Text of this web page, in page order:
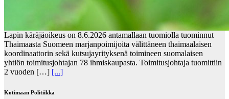
Lapin käräjäoikeus on 8.6.2026 antamallaan tuomiolla tuominnut
Thaimaasta Suomeen marjanpoimijoita välittäneen thaimaalaisen
koordinaattorin sekä kutsujayrityksenä toimineen suomalaisen
yhtiön toimitusjohtajan 78 ihmiskaupasta. Toimitusjohtaja tuomittiin
2 vuoden […] [...]
Kotimaan Politiikka